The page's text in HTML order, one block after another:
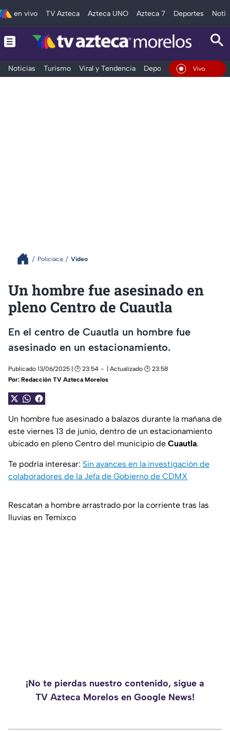
en vivo TV Azteca Azteca UNO Azteca 7 Deportes
Noticias Turismo Viral y Tendencia Deportes Espectáculos
En Vivo
Policiaca Video
Un hombre fue asesinado en
pleno Centro de Cuautla
En el centro de Cuautla un hombre fue
asesinado en un estacionamiento.
Publicado 13/06/2025 | 🕑 23:54
| Actualizado 🕑 23:58
Por: Redacción TV Azteca Morelos
Un hombre fue asesinado a balazos durante la mañana de
este viernes 13 de junio, dentro de un estacionamiento
ubicado en pleno Centro del municipio de Cuautla.
Te podría interesar: Sin avances en la investigación de
colaboradores de la Jefa de Gobierno de CDMX
Rescatan a hombre arrastrado por la corriente tras las
lluvias en Temixco
¡No te pierdas nuestro contenido, sigue a
TV Azteca Morelos en Google News!